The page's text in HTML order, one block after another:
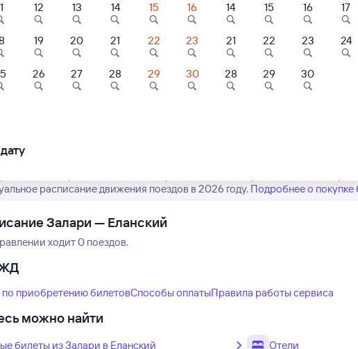
Нет рейсов по этому маршруту
движения рейсов РЖД из Залари в Еланский. Обратите внимание,
расписание движения поездов в 2026 году. Подробнее о
Залари — Еланский
ходит 0 поездов.
приобретению билетовСпособы оплатыПравила работы сервиса
можно найти
билеты из Залари в Еланский Отели
12 13 14 15 16
19 20 21 22 23
26 27 28 29 30
14 15 16 17
21 22 23 24
28 29 30